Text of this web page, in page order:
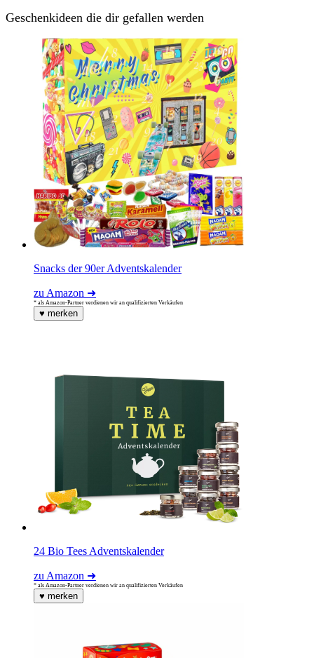
Geschenkideen die dir gefallen werden
Snacks der 90er Adventskalender
zu Amazon ➜
* als Amazon-Partner verdienen wir an qualifizierten Verkäufen
♥ merken
24 Bio Tees Adventskalender
zu Amazon ➜
* als Amazon-Partner verdienen wir an qualifizierten Verkäufen
♥ merken